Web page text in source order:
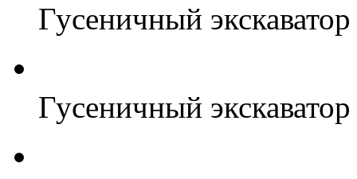
Гусеничный
Гусеничный